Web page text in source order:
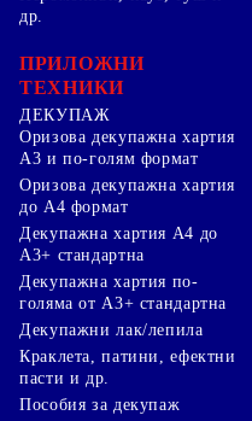
др.
ПРИЛОЖНИ
ТЕХНИКИ
ДЕКУПАЖ
Оризова декупажна хартия
А3 и по-голям формат
Оризова декупажна хартия
до А4 формат
Декупажна хартия А4 до
А3+ стандартна
Декупажна хартия по-
голяма от А3+ стандартна
Декупажни лак/лепила
Краклета, патини, ефектни
пасти и др.
Пособия за декупаж